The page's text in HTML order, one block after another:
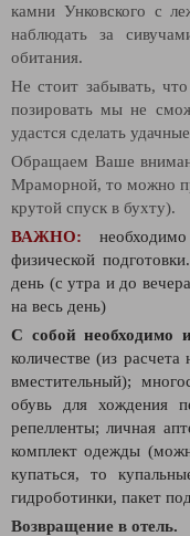
камни Унковского с
наблюдать за
обитания.
Не стоит забывать,
позировать мы не
удастся сделать
Обращаем Ваше
Мраморной, то можно
крутой спуск в бухту).
ВАЖНО:
физической
день (с утра и до
на весь день)
С собой необходимо
количестве (из расчета
вместительный);
обувь для хождения
репелленты; личная
комплект одежды
купаться, то
гидроботинки, пакет
Возвращение в отель.